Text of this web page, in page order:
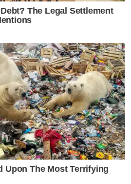
The Legal Settlement
Upon The Most Terrifying